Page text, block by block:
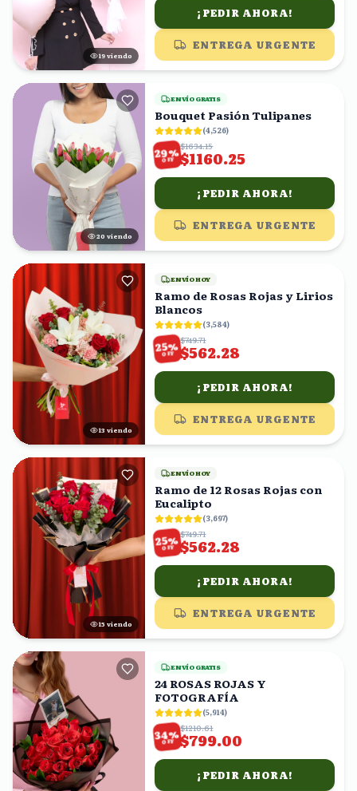
18 viendo
¡PEDIR AHORA!
ENTREGA URGENTE
21 viendo
ENVÍO GRATIS
Bouquet Pasión Tulipanes
(4,526)
29%
OFF
$1634.15
$1160.25
¡PEDIR AHORA!
ENTREGA URGENTE
13 viendo
ENVÍO HOY
Ramo de Rosas Rojas y Lirios
Blancos
(3,584)
25%
OFF
$749.71
$562.28
¡PEDIR AHORA!
ENTREGA URGENTE
14 viendo
ENVÍO HOY
Ramo de 12 Rosas Rojas con
Eucalipto
(3,697)
25%
OFF
$749.71
$562.28
¡PEDIR AHORA!
ENTREGA URGENTE
ENVÍO GRATIS
24 ROSAS ROJAS Y
FOTOGRAFÍA
(5,914)
34%
OFF
$1210.61
$799.00
¡PEDIR AHORA!